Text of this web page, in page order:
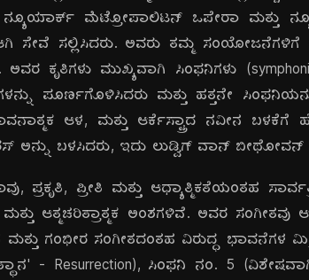
ಮೆಟ್ರೋಪಾಲಿಟನ್ ಒಪೇರಾ ಮತ್ತು
ಆಗಿ ಸೇವೆ ಸಲ್ಲಿಸಿದರು. ಅವರು ತಮ್ಮ
ಕೃತಿಗಳು ಮುಖ್ಯವಾಗಿ ಸಿಂಫನಿಗಳು
ಪೂರ್ಣಗೊಳಿಸಿದರು ಮತ್ತು ಹತ್ತನೇ
ಆಳ, ಮತ್ತು ಆರ್ಕೆಸ್ಟ್ರಾದ ನವೀನ
ಅನ್ನು ಬಳಸಿದರು, ಇದು ಲುಡ್ವಿಗ್ ವಾನ್ ಬೀಥೋವನ್
ಪ್ರಕೃತಿ, ಪ್ರೀತಿ ಮತ್ತು ಆಧ್ಯಾತ್ಮಿಕತೆಯಂತಹ
ಆತ್ಮಚರಿತ್ರಾತ್ಮಕ ಅಂಶಗಳಿವೆ. ಅವರ
ಮತ್ತು ಗಂಭೀರ ಸಂಗೀತದಂತಹ ವಿರುದ್ಧ ಭಾವನೆಗಳ
- Resurrection), ಸಿಂಫನಿ ನಂ. 5